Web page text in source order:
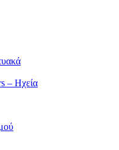
– Ηχεία